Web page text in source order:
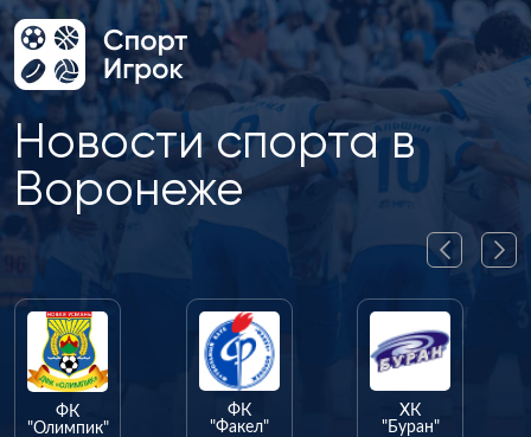
Новости спорта в
Воронеже
"Факел"
"Буран"
"Энергия"